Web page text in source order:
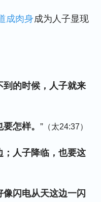
成肉身成为人子显现
的时候，人子就来
怎样。 ” （太24:37）
；人子降临，也要这
闪电从天这边一闪